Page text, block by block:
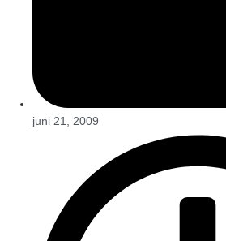
juni 21, 2009